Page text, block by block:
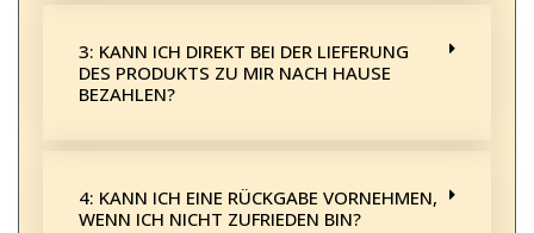
3: KANN ICH DIREKT BEI DER LIEFERUNG
DES PRODUKTS ZU MIR NACH HAUSE
BEZAHLEN?
4: KANN ICH EINE RÜCKGABE VORNEHMEN,
WENN ICH NICHT ZUFRIEDEN BIN?